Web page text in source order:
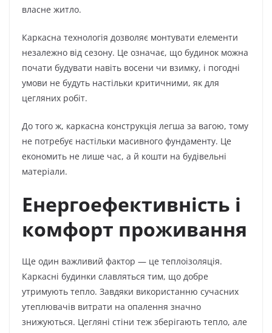
власне житло.
Каркасна технологія дозволяє монтувати елементи
незалежно від сезону. Це означає, що будинок можна
почати будувати навіть восени чи взимку, і погодні
умови не будуть настільки критичними, як для
цегляних робіт.
До того ж, каркасна конструкція легша за вагою, тому
не потребує настільки масивного фундаменту. Це
економить не лише час, а й кошти на будівельні
матеріали.
Енергоефективність і
комфорт проживання
Ще один важливий фактор — це теплоізоляція.
Каркасні будинки славляться тим, що добре
утримують тепло. Завдяки використанню сучасних
утеплювачів витрати на опалення значно
знижуються. Цегляні стіни теж зберігають тепло, але